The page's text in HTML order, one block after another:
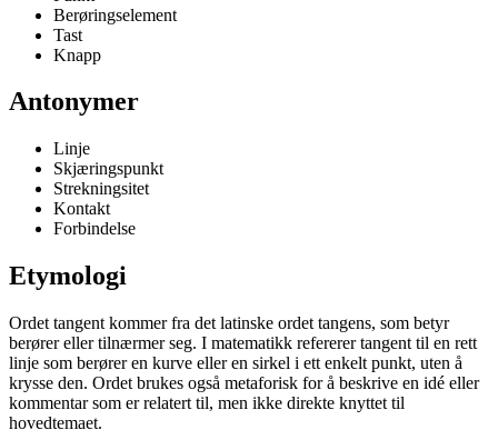
Berøringselement
Tast
Knapp
Antonymer
Linje
Skjæringspunkt
Strekningsitet
Kontakt
Forbindelse
Etymologi
Ordet tangent kommer fra det latinske ordet tangens, som betyr
berører eller tilnærmer seg. I matematikk refererer tangent til en rett
linje som berører en kurve eller en sirkel i ett enkelt punkt, uten å
krysse den. Ordet brukes også metaforisk for å beskrive en idé eller
kommentar som er relatert til, men ikke direkte knyttet til
hovedtemaet.